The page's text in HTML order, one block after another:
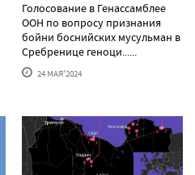
Голосование в Генассамблее
ООН по вопросу признания
бойни боснийских мусульман в
Сребренице геноци......
24 МАЯ'2024